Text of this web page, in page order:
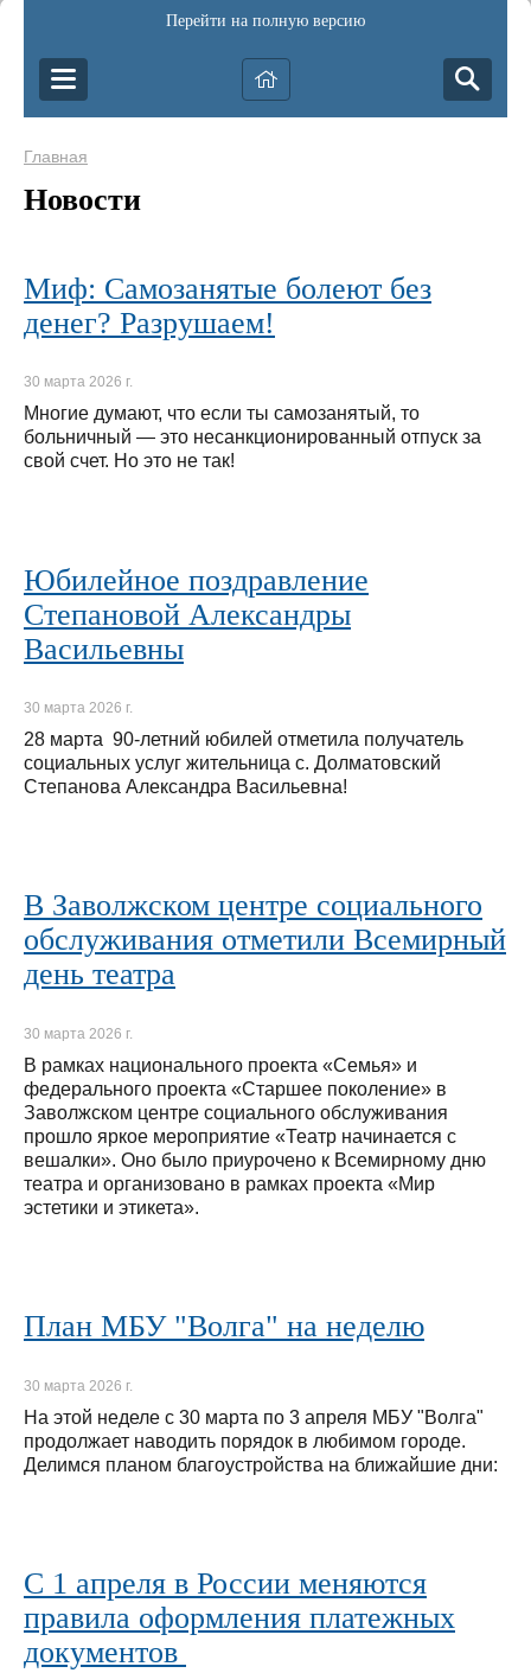
Перейти на полную версию
Главная
Новости
Миф: Самозанятые болеют без
денег? Разрушаем!
30 марта 2026 г.
Многие думают, что если ты самозанятый, то
больничный — это несанкционированный отпуск за
свой счет. Но это не так!
Юбилейное поздравление
Степановой Александры
Васильевны
30 марта 2026 г.
28 марта 90-летний юбилей отметила получатель
социальных услуг жительница с. Долматовский
Степанова Александра Васильевна!
В Заволжском центре социального
обслуживания отметили Всемирный
день театра
30 марта 2026 г.
В рамках национального проекта «Семья» и
федерального проекта «Старшее поколение» в
Заволжском центре социального обслуживания
прошло яркое мероприятие «Театр начинается с
вешалки». Оно было приурочено к Всемирному дню
театра и организовано в рамках проекта «Мир
эстетики и этикета».
План МБУ "Волга" на неделю
30 марта 2026 г.
На этой неделе с 30 марта по 3 апреля МБУ "Волга"
продолжает наводить порядок в любимом городе.
Делимся планом благоустройства на ближайшие дни:
С 1 апреля в России меняются
правила оформления платежных
документов